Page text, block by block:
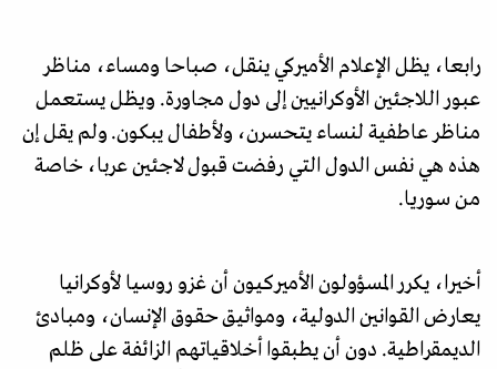
رابعا، يظل الإعلام الأميركي ينقل، صباحا ومساء، مناظر
عبور اللاجئين الأوكرانيين إلى دول مجاورة. ويظل يستعمل
مناظر عاطفية لنساء يتحسرن، ولأطفال يبكون. ولم يقل إن
هذه هي نفس الدول التي رفضت قبول لاجئين عربا، خاصة
من سوريا.
أخيرا، يكرر المسؤولون الأميركيون أن غزو روسيا لأوكرانيا
يعارض القوانين الدولية، ومواثيق حقوق الإنسان، ومبادئ
الديمقراطية. دون أن يطبقوا أخلاقياتهم الزائفة على ظلم